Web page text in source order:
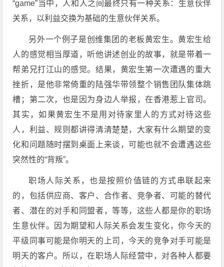
“game”当中，人和人之间最终只有一种关系：生意伙伴
关系，以利益交换为基础的生意伙伴关系。
另外一个例子是创维集团的老板黄宏生。黄宏生给
人的感觉相当厚道，听他讲述创业的故事，就是带着一
帮弟兄打江山的感觉。结果，黄宏生第一次遭遇的重大
挫折，是他非常倚重的陆强华带领整个销售团队集体跳
槽；第二次，也是因为身边人举报，在香港惹上官司。
其实，如果黄宏生不是用对待家里人的方式对待这些
人，利益、规则都讲得清清楚楚，大家有什么期望的变
化和问题随时摆到桌面上来谈，可能也就不会遭遇这些
突然性的“背叛”。
职场人际关系，也是按照价值链的方式串联起来
的，包括供应商、客户、合作者、竞争者、可能的替代
者、潜在的对手和同盟者，等等，这些人都是你的职场
生意伙伴。因为期望和人际关系会发生变化，你今天的
平级同事可能是你明天的上司，今天的竞争对手可能是
明天的客户。所以，在职场人际经营中，对各种人都要